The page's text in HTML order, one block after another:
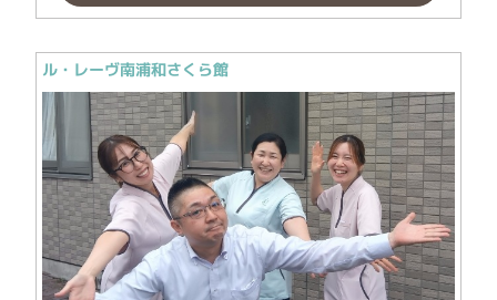
ル・レーヴ南浦和さくら館